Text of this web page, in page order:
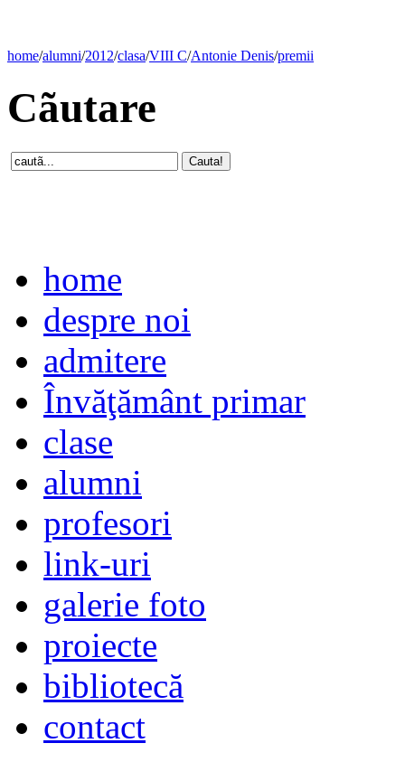
home/alumni/2012/clasa/VIII C/Antonie Denis/premii
Cãutare
home
despre noi
admitere
Învăţământ primar
clase
alumni
profesori
link-uri
galerie foto
proiecte
bibliotecă
contact